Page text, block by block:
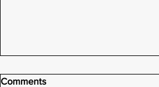
Comments